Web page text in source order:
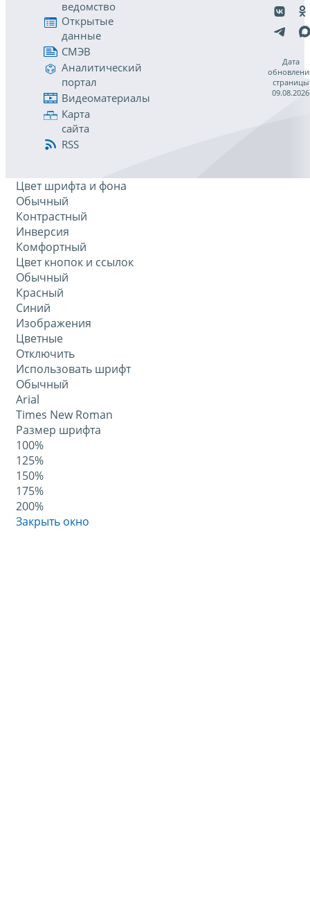
ведомство
Открытые
данные
СМЭВ
Аналитический
портал
Видеоматериалы
Карта
сайта
RSS
Дата
страницы
09.08.2026
Цвет шрифта и фона
Обычный
Контрастный
Инверсия
Комфортный
Цвет кнопок и ссылок
Обычный
Красный
Синий
Изображения
Цветные
Отключить
Использовать шрифт
Обычный
Arial
Times New Roman
Размер шрифта
100%
125%
150%
175%
200%
Закрыть окно